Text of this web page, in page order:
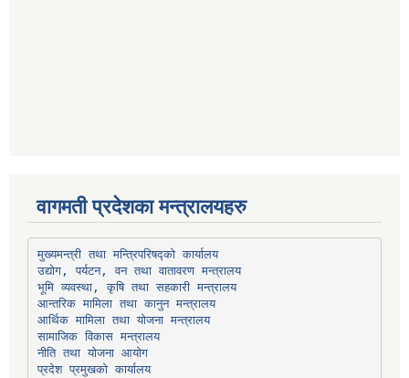
वागमती प्रदेशका मन्त्रालयहरु
मुख्यमन्त्री तथा मन्त्रिपरिषद्को कार्यालय
उद्योग, पर्यटन, वन तथा वातावरण मन्त्रालय
भूमि व्यवस्था, कृषि तथा सहकारी मन्त्रालय
आन्तरिक मामिला तथा कानुन मन्त्रालय
आर्थिक मामिला तथा योजना मन्त्रालय
सामाजिक विकास मन्त्रालय
नीति तथा योजना आयोग
प्रदेश प्रमुखको कार्यालय